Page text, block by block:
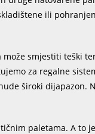
ili
smjestiti teški
za regalne
široki dijapazon.
paletama. A to